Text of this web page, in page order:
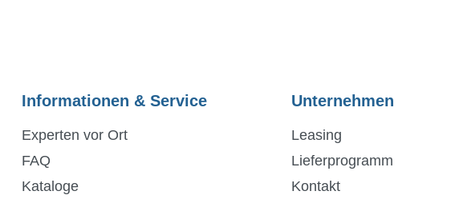
Informationen & Service
Experten vor Ort
FAQ
Kataloge
Unternehmen
Leasing
Lieferprogramm
Kontakt